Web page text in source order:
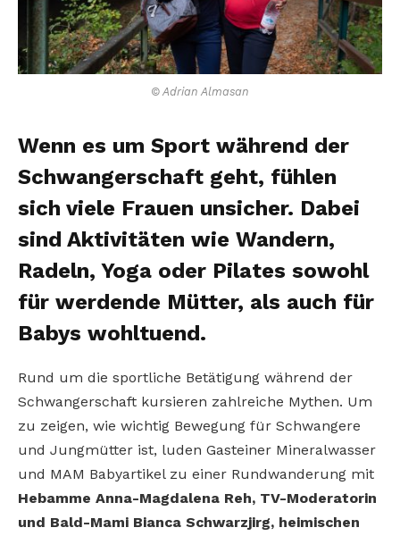
© Adrian Almasan
Wenn es um Sport während der
Schwangerschaft geht, fühlen
sich viele Frauen unsicher. Dabei
sind Aktivitäten wie Wandern,
Radeln, Yoga oder Pilates sowohl
für werdende Mütter, als auch für
Babys wohltuend.
Rund um die sportliche Betätigung während der
Schwangerschaft kursieren zahlreiche Mythen. Um
zu zeigen, wie wichtig Bewegung für Schwangere
und Jungmütter ist, luden Gasteiner Mineralwasser
und MAM Babyartikel zu einer Rundwanderung mit
Hebamme Anna-Magdalena Reh, TV-Moderatorin
und Bald-Mami Bianca Schwarzjirg, heimischen